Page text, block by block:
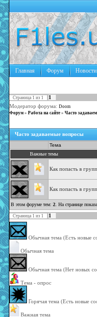
Новости
Форум
Главная
Страница 1 из 1
1
Модератор форума: Doom
Форум » Работа на сайте » Часто
Часто задаваемые вопросы
Тема
Важные темы
Как попасть в
Как попасть в
В этом форуме тем: 2 . На странице
Страница 1 из 1 1
Обычная тема (Есть новые
Обычная тема
Обычная тема (Нет новых
Тема - опрос
Горячая тема (Есть новые
Важная тема